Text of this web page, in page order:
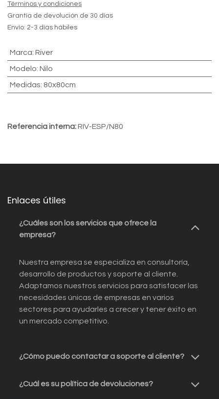
Términos y condiciones
Grantía de devolución de 30 días
Envío: 2-3 días hábiles
Marca: River
Modelo: Nilo
Medidas: 80x80cm
Referencia interna:RIV-ESP/N80
Enlaces útiles
¿Cuáles son los servicios que ofrece la
empresa?
Nuestra empresa se especializa en consultoría,
desarrollo de productos y soporte al cliente.
Adaptamos nuestros servicios para satisfacer las
necesidades únicas de empresas en varios
sectores para ayudarles a crecer y tener éxito en
un mercado competitivo.
¿Cómo puedo contactar a soporte al cliente?
¿Cuál es su política de devoluciones?